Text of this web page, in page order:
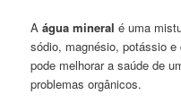
Aágua mineral é uma
sódio, magnésio, potássio
pode melhorar a saúde de
problemas orgânicos.